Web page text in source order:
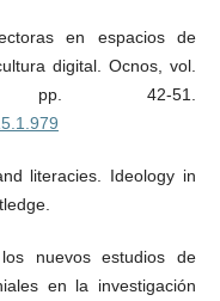
en espacios de
digital. Ocnos, vol.
42-51.
literacies. Ideology in
nuevos estudios de
en la investigación